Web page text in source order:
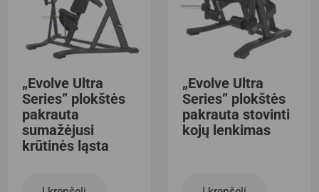
„Evolve Ultra
Series” plokštės
pakrauta
sumažėjusi
krūtinės ląsta
„Evolve Ultra
Series” plokštės
pakrauta stovinti
kojų lenkimas